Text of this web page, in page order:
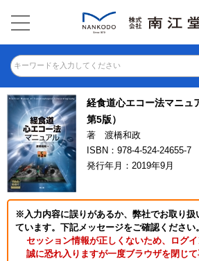
キーワードを入力してください
経食道心エコー法マニュ
第5版）
著 渡橋和政
ISBN：978-4-524-24655-7
発行年月：2019年9月
※入力内容に誤りがあるか、弊社でお取り扱
ています。下記メッセージをご確認ください。
セッション情報が正しくないため、ログ
誠に恐れ入りますが一度ブラウザを閉じ